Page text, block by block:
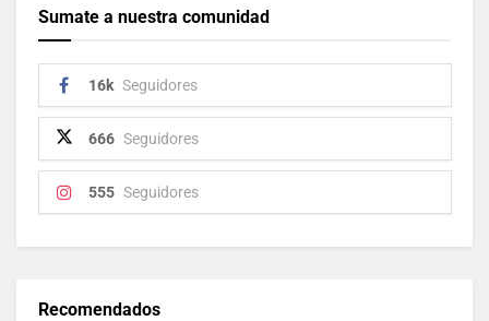
Sumate a nuestra comunidad
16k Seguidores
666 Seguidores
555 Seguidores
Recomendados